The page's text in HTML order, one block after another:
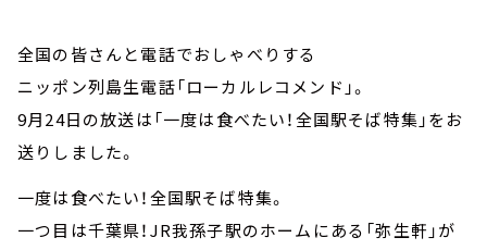
全国の皆さんと電話でおしゃべりする
ニッポン列島生電話「ローカルレコメンド」。
9月24日の放送は「一度は食べたい！全国駅そば特集」をお
送りしました。
一度は食べたい！全国駅そば特集。
一つ目は千葉県！JR我孫子駅のホームにある「弥生軒」が